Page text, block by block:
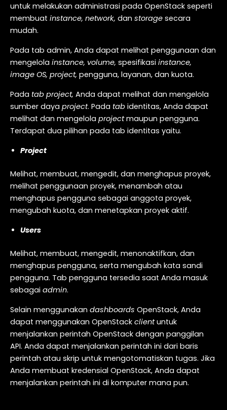
untuk melakukan administrasi pada OpenStack seperti
membuat instance, network, dan storage secara
mudah.
Pada tab admin, Anda dapat melihat penggunaan dan
mengelola instance, volume, spesifikasi instance,
image OS, project, pengguna, layanan, dan kuota.
Pada tab project, Anda dapat melihat dan mengelola
sumber daya project. Pada tab identitas, Anda dapat
melihat dan mengelola projectmaupun pengguna.
Terdapat dua pilihan pada tab identitas yaitu.
Project
Melihat, membuat, mengedit, dan menghapus proyek,
melihat penggunaan proyek, menambah atau
menghapus pengguna sebagai anggota proyek,
mengubah kuota, dan menetapkan proyek aktif.
Users
Melihat, membuat, mengedit, menonaktifkan, dan
menghapus pengguna, serta mengubah kata sandi
pengguna. Tab pengguna tersedia saat Anda masuk
sebagai admin.
Selain menggunakan dashboards OpenStack, Anda
dapat menggunakan OpenStack clientuntuk
menjalankan perintah OpenStack dengan panggilan
API. Anda dapat menjalankan perintah ini dari baris
perintah atau skrip untuk mengotomatiskan tugas. Jika
Anda membuat kredensial OpenStack, Anda dapat
menjalankan perintah ini di komputer mana pun.